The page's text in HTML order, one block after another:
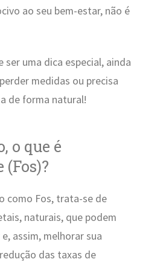
ao seu bem-estar, não é
ser uma dica especial, ainda
medidas ou precisa
de forma natural!
o que é
como Fos, trata-se de
naturais, que podem
assim, melhorar sua
das taxas de